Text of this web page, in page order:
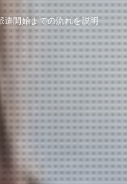
遣開始までの流れを説明